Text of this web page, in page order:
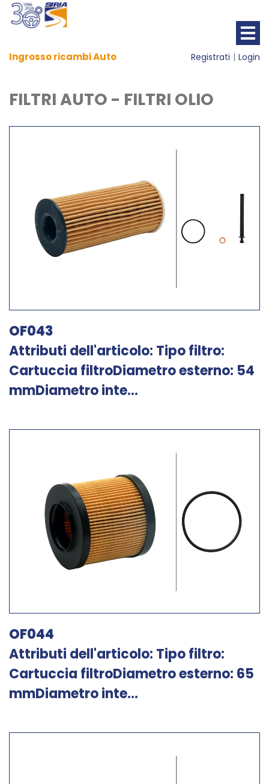
Ingrosso ricambi Auto Registrati Login
FILTRI AUTO - FILTRI OLIO
OF043
Attributi dell'articolo: Tipo filtro:
Cartuccia filtroDiametro esterno: 54
mmDiametro inte...
OF044
Attributi dell'articolo: Tipo filtro:
Cartuccia filtroDiametro esterno: 65
mmDiametro inte...